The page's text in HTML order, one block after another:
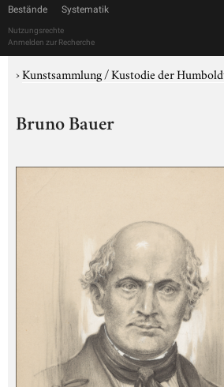
Bestände Systematik
Nutzungsrechte
Anmelden zur Recherche
›Kunstsammlung / Kustodie der
Bruno Bauer